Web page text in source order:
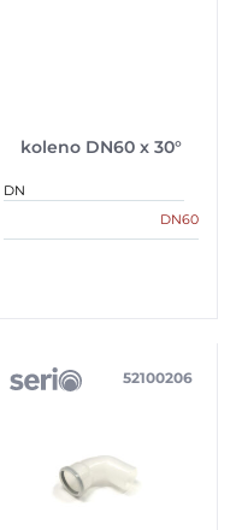
koleno DN60 x 30°
DN
DN60
52100206